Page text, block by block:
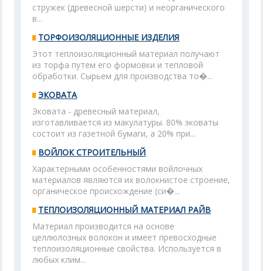
стружек (древесной шерсти) и неорганического
в...
ТОРФОИЗОЛЯЦИОННЫЕ ИЗДЕЛИЯ
Этот теплоизоляционный материал получают
из торфа путем его формовки и тепловой
обработки. Сырьем для производства то�...
ЭКОВАТА
Эковата - древесный материал,
изготавливается из макулатуры. 80% эковаты
состоит из газетной бумаги, а 20% при...
ВОЙЛОК СТРОИТЕЛЬНЫЙ
Характерными особенностями войлочных
материалов являются их волокнистое строение,
органическое происхождение (си�...
ТЕПЛОИЗОЛЯЦИОННЫЙ МАТЕРИАЛ РАЙВ
Материал производится на основе
целлюлозных волокон и имеет превосходные
теплоизоляционные свойства. Используется в
любых клим...